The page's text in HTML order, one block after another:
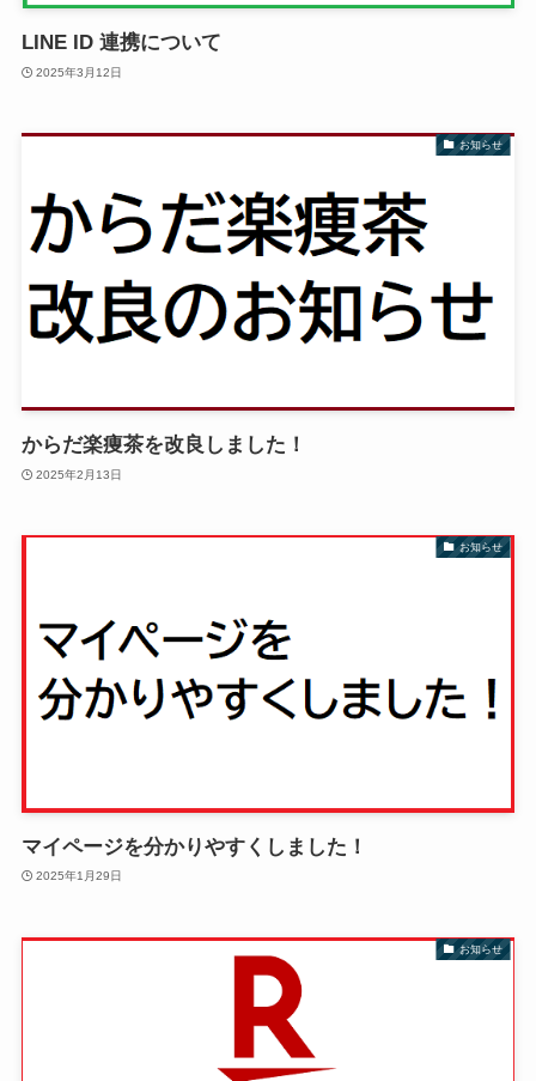
LINE ID 連携について
2025年3月12日
お知らせ
からだ楽痩茶を改良しました！
2025年2月13日
お知らせ
マイページを分かりやすくしました！
2025年1月29日
お知らせ